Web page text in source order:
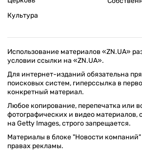
Культура
Использование материалов «ZN.UA»
условии ссылки на «ZN.UA».
Для интернет-изданий обязательна
поисковых систем, гиперссылка в
конкретный материал.
Любое копирование, перепечатка или
фотографических и видео
на Getty Images, строго запрещается.
Материалы в блоке "Новости
правах рекламы.